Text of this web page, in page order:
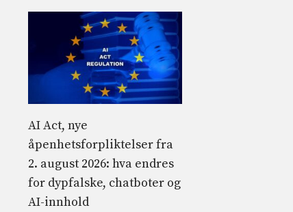
AI Act, nye
åpenhetsforpliktelser fra
2. august 2026: hva endres
for dypfalske, chatboter og
AI-innhold